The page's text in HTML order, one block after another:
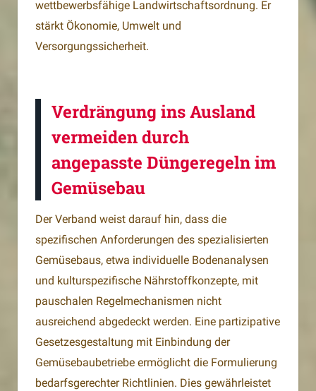
wettbewerbsfähige Landwirtschaftsordnung. Er
stärkt Ökonomie, Umwelt und
Versorgungssicherheit.
Verdrängung ins Ausland
vermeiden durch
angepasste Düngeregeln im
Gemüsebau
Der Verband weist darauf hin, dass die
spezifischen Anforderungen des spezialisierten
Gemüsebaus, etwa individuelle Bodenanalysen
und kulturspezifische Nährstoffkonzepte, mit
pauschalen Regelmechanismen nicht
ausreichend abgedeckt werden. Eine partizipative
Gesetzesgestaltung mit Einbindung der
Gemüsebaubetriebe ermöglicht die Formulierung
bedarfsgerechter Richtlinien. Dies gewährleistet